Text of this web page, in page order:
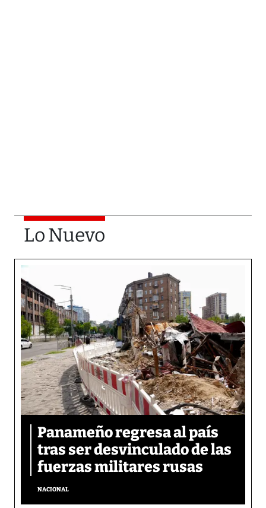
Lo Nuevo
Panameño regresa al país
tras ser desvinculado de las
fuerzas militares rusas
NACIONAL